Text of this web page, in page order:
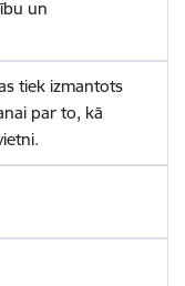
un
tiek izmantots
par to, kā